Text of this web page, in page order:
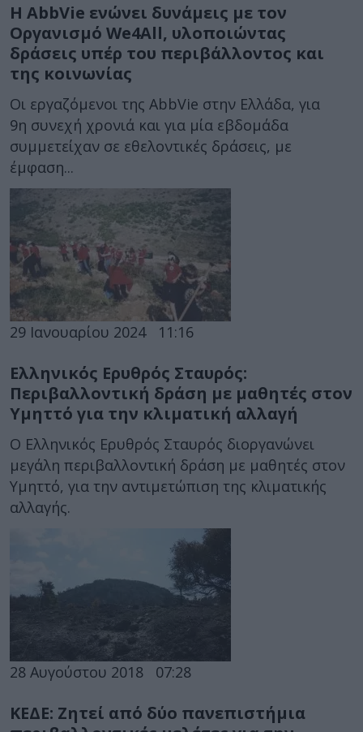
Η AbbVie ενώνει δυνάμεις με τον
Οργανισμό We4All, υλοποιώντας
δράσεις υπέρ του περιβάλλοντος και
της κοινωνίας
Οι εργαζόμενοι της AbbVie στην Ελλάδα, για
9η συνεχή χρονιά και για μία εβδομάδα
συμμετείχαν σε εθελοντικές δράσεις, με
έμφαση...
29 Ιανουαρίου 2024 11:16
Ελληνικός Ερυθρός Σταυρός:
Περιβαλλοντική δράση με μαθητές στον
Υμηττό για την κλιματική αλλαγή
O Ελληνικός Ερυθρός Σταυρός διοργανώνει
μεγάλη περιβαλλοντική δράση με μαθητές στον
Υμηττό, για την αντιμετώπιση της κλιματικής
αλλαγής.
28 Αυγούστου 2018 07:28
ΚΕΔΕ: Ζητεί από δύο πανεπιστήμια